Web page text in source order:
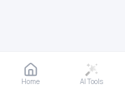
Home AI Tools